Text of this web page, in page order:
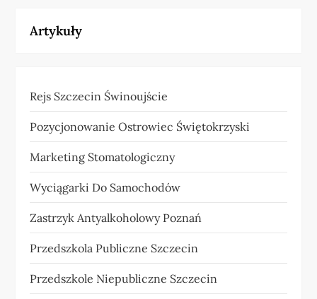
Artykuły
Rejs Szczecin Świnoujście
Pozycjonowanie Ostrowiec Świętokrzyski
Marketing Stomatologiczny
Wyciągarki Do Samochodów
Zastrzyk Antyalkoholowy Poznań
Przedszkola Publiczne Szczecin
Przedszkole Niepubliczne Szczecin